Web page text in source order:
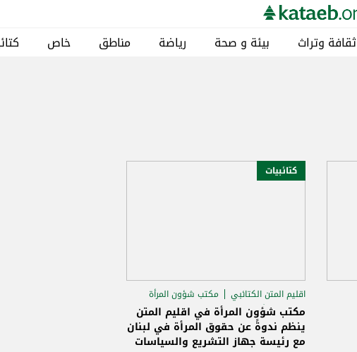
ثقافة وتراث بيئة و صحة رياضة مناطق خاص
كتائبيات
اقليم المتن الكتائبي
مكتب شؤون المرأة
يوم المرأة العالمي
مكتب شؤون المرأة في اقليم المتن
ينظم ندوةً عن حقوق المرأة في لبنان
مع رئيسة جهاز التشريع والسياسات